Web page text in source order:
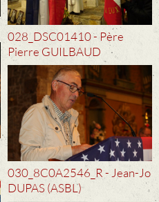
028_DSC01410 - Père
Pierre GUILBAUD
030_8C0A2546_R - Jean-Jo
DUPAS (ASBL)